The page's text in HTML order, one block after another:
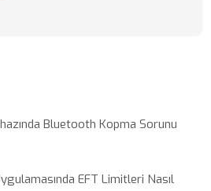
Bluetooth Kopma Sorunu
EFT Limitleri Nasıl